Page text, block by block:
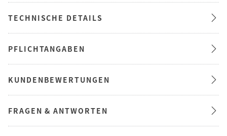
TECHNISCHE DETAILS
PFLICHTANGABEN
KUNDENBEWERTUNGEN
FRAGEN & ANTWORTEN